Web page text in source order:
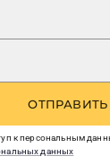
ОТПРАВИТЬ
к персональным
данных